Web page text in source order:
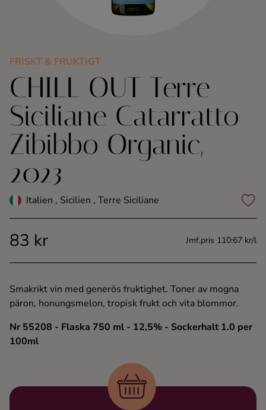
Likör
Rom
Shots
Tequila
Whisky
FRISKT & FRUKTIGT
CHILL OUT Terre
Siciliane Catarratto
Zibibbo Organic,
2023
Italien , Sicilien , Terre Siciliane
83 kr Jmf.pris 110:67 kr/l
Smakrikt vin med generös fruktighet. Toner av mogna
päron, honungsmelon, tropisk frukt och vita blommor.
Nr 55208 - Flaska 750 ml - 12,5% - Sockerhalt 1.0 per
100ml